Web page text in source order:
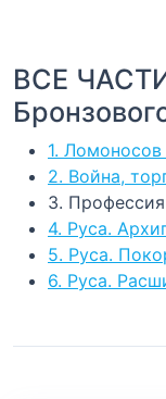
ВСЕ
1.
2. Война,
3.
4. Руса.
5. Руса.
6. Руса.